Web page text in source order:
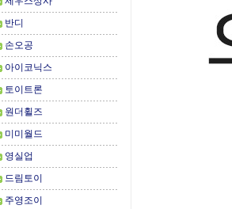
반디
손오공
아이코닉스
토이트론
원더휠즈
미미월드
영실업
드림토이
주영조이